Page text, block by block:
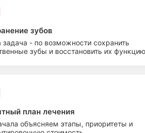
зубов
- по возможности сохранить
зубы и восстановить их
план лечения
объясняем этапы, приоритеты и